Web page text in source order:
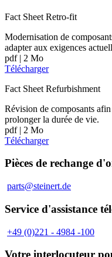
Fact Sheet Retro-fit
Modernisation de
adapter aux exigences
pdf| 2 Mo
Télécharger
Fact Sheet Refurbishment
Révision de composants
prolonger la durée de vie.
pdf| 2 Mo
Télécharger
Pièces de rechange
parts@steinert.de
Service d'assistance
+49 (0)221 - 4984 -100
Votre interlocuteur